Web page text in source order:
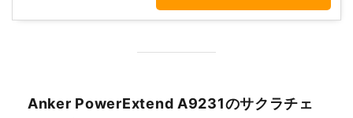
Anker PowerExtend A9231のサクラチェ